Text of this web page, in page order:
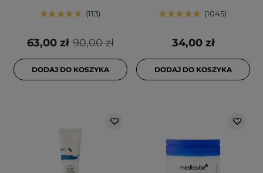
113
90,00 zł
63,00 zł
DODAJ DO KOSZYKA
1045
34,00 zł
DODAJ DO KOSZYKA